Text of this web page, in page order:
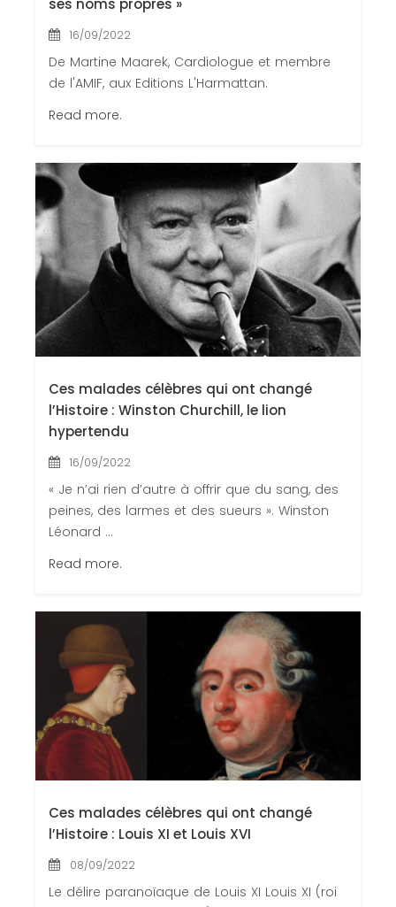
ses noms propres »
16/09/2022
De Martine Maarek, Cardiologue et membre
de l'AMIF, aux Editions L'Harmattan.
Read more.
Ces malades célèbres qui ont changé
l’Histoire : Winston Churchill, le lion
hypertendu
16/09/2022
« Je n’ai rien d’autre à offrir que du sang, des
peines, des larmes et des sueurs ». Winston
Léonard ...
Read more.
Ces malades célèbres qui ont changé
l’Histoire : Louis XI et Louis XVI
08/09/2022
Le délire paranoïaque de Louis XI Louis XI (roi